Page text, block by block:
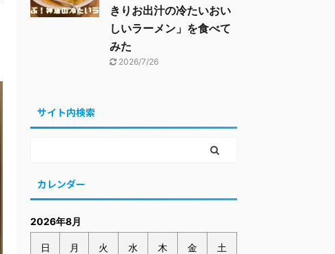
きりお出汁の冷たいおい
しいラーメン」を食べて
みた
2026/7/26
サイト内検索
カレンダー
2026年8月
日 月 火 水 木 金 土